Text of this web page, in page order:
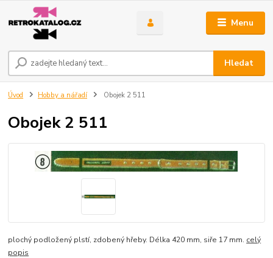
Menu
Hledat
Úvod Hobby a nářadí Obojek 2 511
Obojek 2 511
plochý podložený plstí, zdobený hřeby. Délka 420 mm, siře 17 mm. celý
popis